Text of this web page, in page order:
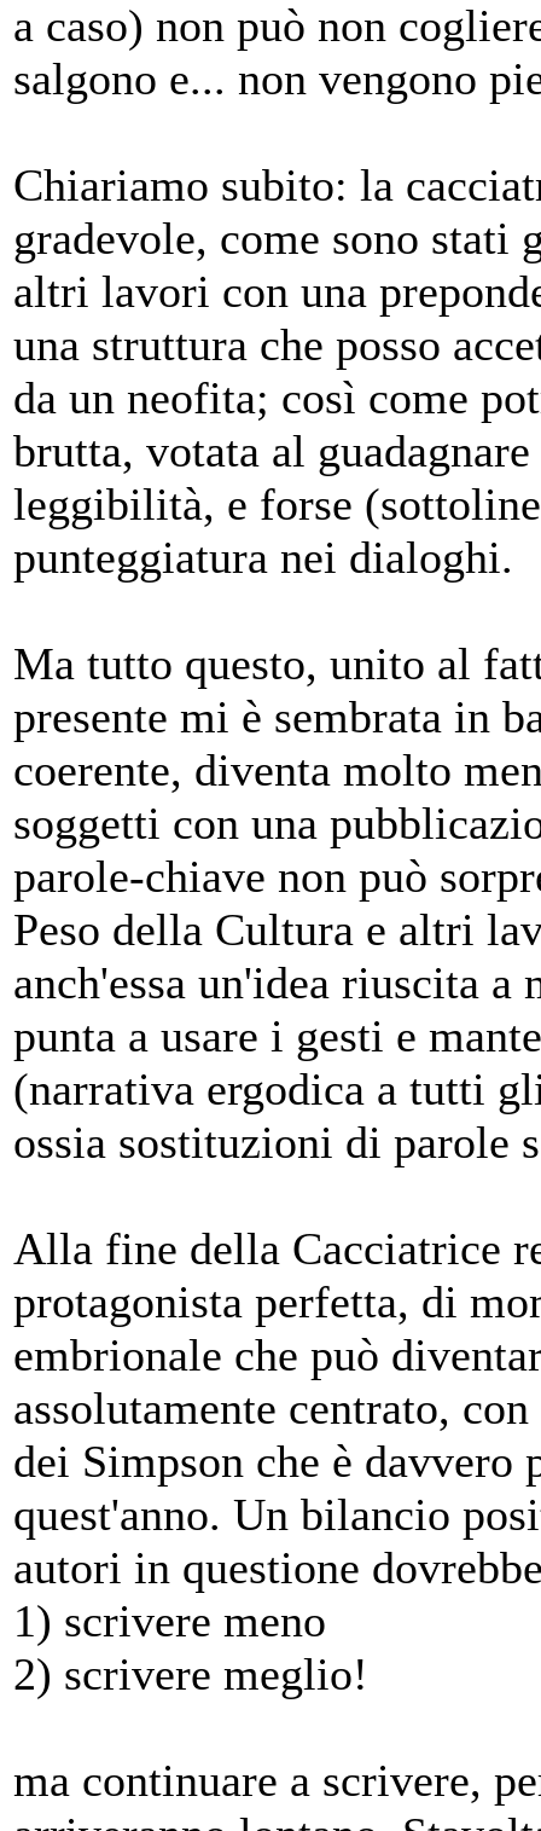
a caso) non può non
salgono e... non vengono
Chiariamo subito: la
gradevole, come sono stati
altri lavori con una
una struttura che posso
da un neofita; così come
brutta, votata al
leggibilità, e forse
punteggiatura nei dialoghi.
Ma tutto questo, unito al
presente mi è sembrata in
coerente, diventa molto
soggetti con una
parole-chiave non può
Peso della Cultura e altri
anch'essa un'idea riuscita
punta a usare i gesti e
(narrativa ergodica a tutti
ossia sostituzioni di parole
Alla fine della Cacciatrice
protagonista perfetta, di
embrionale che può
assolutamente centrato,
dei Simpson che è
quest'anno. Un bilancio
autori in questione
1) scrivere meno
2) scrivere meglio!
ma continuare a scrivere,